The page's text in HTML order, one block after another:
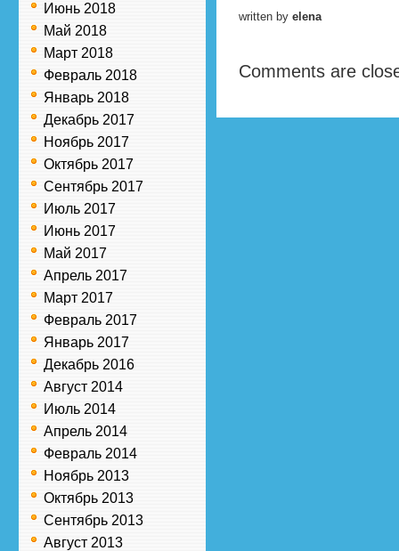
Июнь 2018
Май 2018
Март 2018
Февраль 2018
Январь 2018
Декабрь 2017
Ноябрь 2017
Октябрь 2017
Сентябрь 2017
Июль 2017
Июнь 2017
Май 2017
Апрель 2017
Март 2017
Февраль 2017
Январь 2017
Декабрь 2016
Август 2014
Июль 2014
Апрель 2014
Февраль 2014
Ноябрь 2013
Октябрь 2013
Сентябрь 2013
Август 2013
written by elena
Comments are